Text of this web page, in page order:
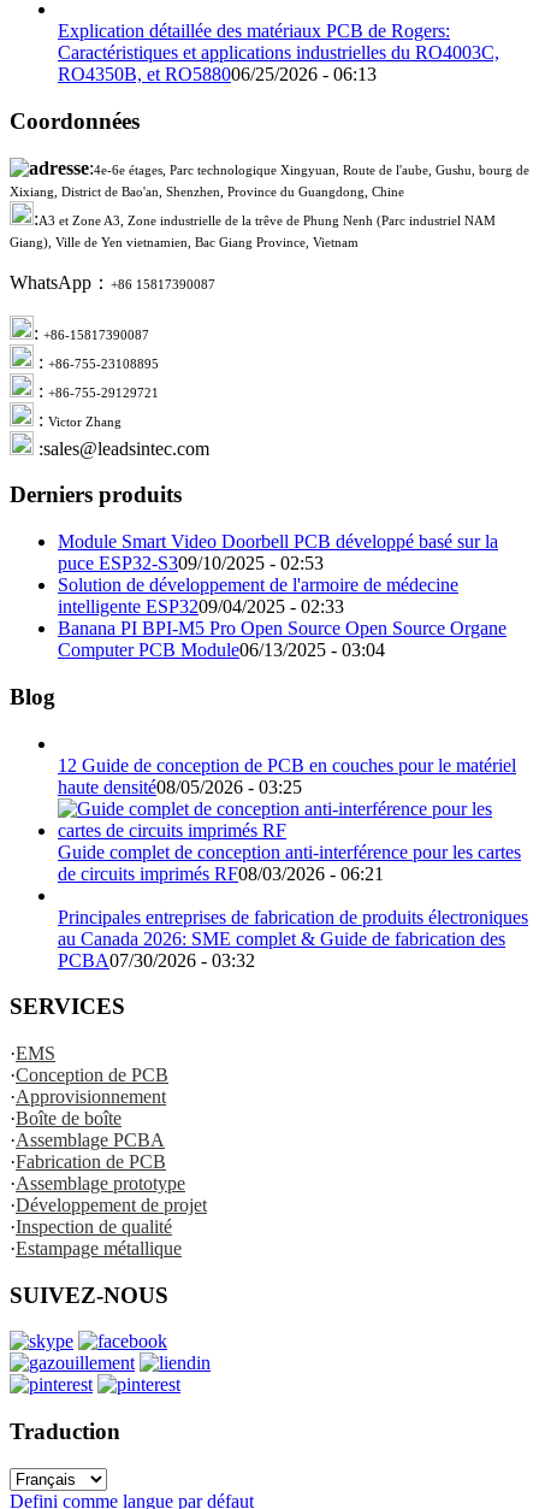
Explication détaillée des matériaux PCB de Rogers:
Caractéristiques et applications industrielles du RO4003C,
RO4350B, et RO588006/25/2026 - 06:13
Coordonnées
:4e-6e étages, Parc technologique Xingyuan, Route de l'aube, Gushu, bourg de
Xixiang, District de Bao'an, Shenzhen, Province du Guangdong, Chine
:A3 et Zone A3, Zone industrielle de la trêve de Phung Nenh (Parc industriel NAM
Giang), Ville de Yen vietnamien, Bac Giang Province, Vietnam
WhatsApp： +86 15817390087
: +86-15817390087
: +86-755-23108895
: +86-755-29129721
: Victor Zhang
:sales@leadsintec.com
Derniers produits
Module Smart Video Doorbell PCB développé basé sur la
puce ESP32-S309/10/2025 - 02:53
Solution de développement de l'armoire de médecine
intelligente ESP3209/04/2025 - 02:33
Banana PI BPI-M5 Pro Open Source Open Source Organe
Computer PCB Module06/13/2025 - 03:04
Blog
12 Guide de conception de PCB en couches pour le matériel
haute densité08/05/2026 - 03:25
Guide complet de conception anti-interférence pour les cartes
de circuits imprimés RF08/03/2026 - 06:21
Principales entreprises de fabrication de produits électroniques
au Canada 2026: SME complet & Guide de fabrication des
PCBA07/30/2026 - 03:32
SERVICES
·EMS
·Conception de PCB
·Approvisionnement
·Boîte de boîte
·Assemblage PCBA
·Fabrication de PCB
·Assemblage prototype
·Développement de projet
·Inspection de qualité
·Estampage métallique
SUIVEZ-NOUS
Traduction
Defini comme langue par défaut